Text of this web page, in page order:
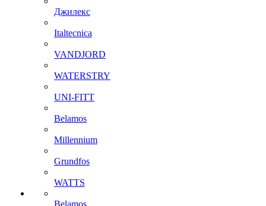
Джилекс
Italtecnica
VANDJORD
WATERSTRY
UNI-FITT
Belamos
Millennium
Grundfos
WATTS
Belamos